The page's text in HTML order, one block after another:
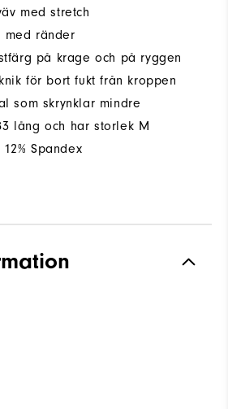
med stretch
med ränder
på krage och på ryggen
för bort fukt från kroppen
som skrynklar mindre
lång och har storlek M
Spandex